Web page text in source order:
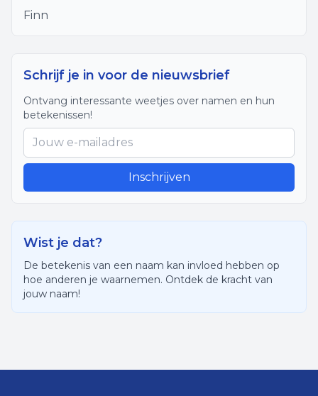
Finn
Schrijf je in voor de nieuwsbrief
Ontvang interessante weetjes over namen en hun
betekenissen!
Inschrijven
Wist je dat?
De betekenis van een naam kan invloed hebben op
hoe anderen je waarnemen. Ontdek de kracht van
jouw naam!